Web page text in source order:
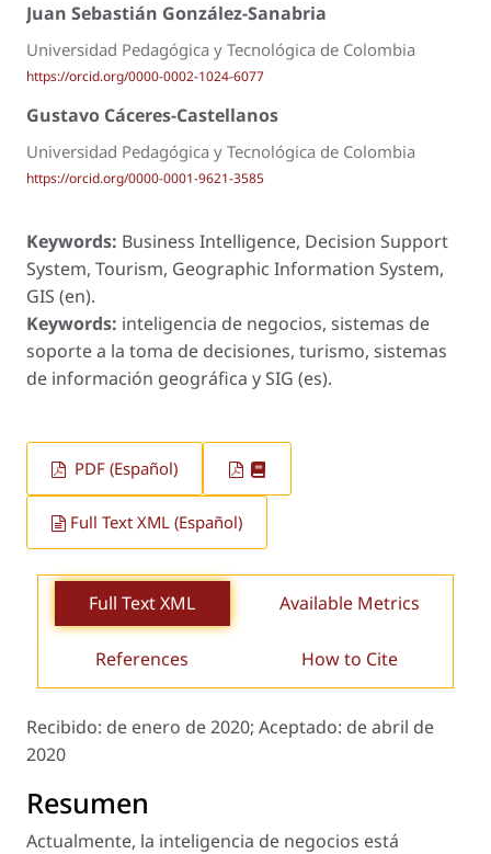
Juan Sebastián González-Sanabria
Universidad Pedagógica y Tecnológica de Colombia
https://orcid.org/0000-0002-1024-6077
Gustavo Cáceres-Castellanos
Universidad Pedagógica y Tecnológica de Colombia
https://orcid.org/0000-0001-9621-3585
Keywords: Business Intelligence, Decision Support
System, Tourism, Geographic Information System,
GIS (en).
Keywords: inteligencia de negocios, sistemas de
soporte a la toma de decisiones, turismo, sistemas
de información geográfica y SIG (es).
PDF (Español)
Full Text XML (Español)
Full Text XML Available Metrics
References How to Cite
Recibido: de enero de 2020; Aceptado: de abril de
2020
Resumen
Actualmente, la inteligencia de negocios está